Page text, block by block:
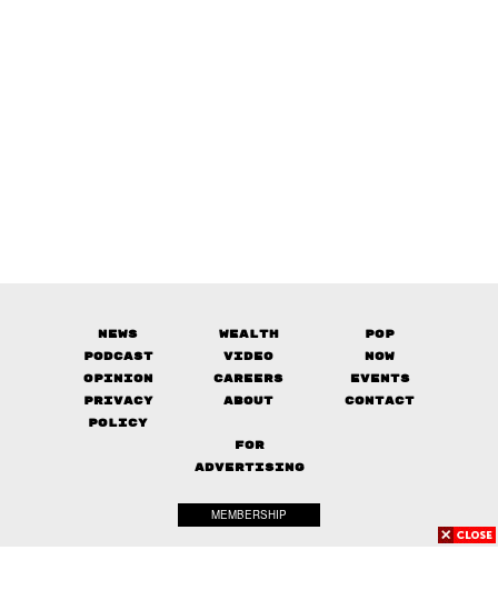
News Wealth
Pop
Podcast
Video
Now
Opinion
Careers
Events
Privacy
Policy
About Contact
FOR
ADVERTISING
MEMBERSHIP